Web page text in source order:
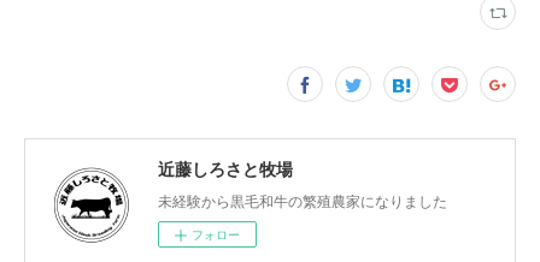
近藤しろさと牧場
未経験から黒毛和牛の繁殖農家になりました
フォロー